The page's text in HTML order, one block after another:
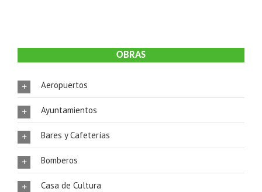
OBRAS
Aeropuertos
Ayuntamientos
Bares y Cafeterías
Bomberos
Casa de Cultura